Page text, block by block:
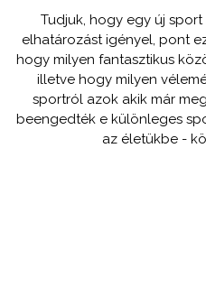
Tudjuk, hogy egy új
elhatározást igényel, pont
hogy milyen fantasztikus
illetve hogy milyen
sportról azok akik már
beengedték e különleges
az életükbe -